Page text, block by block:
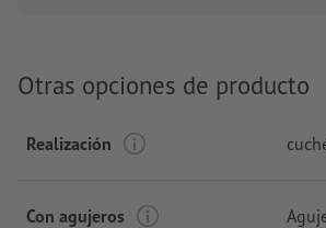
Otras opciones de producto
Realización
Con agujeros